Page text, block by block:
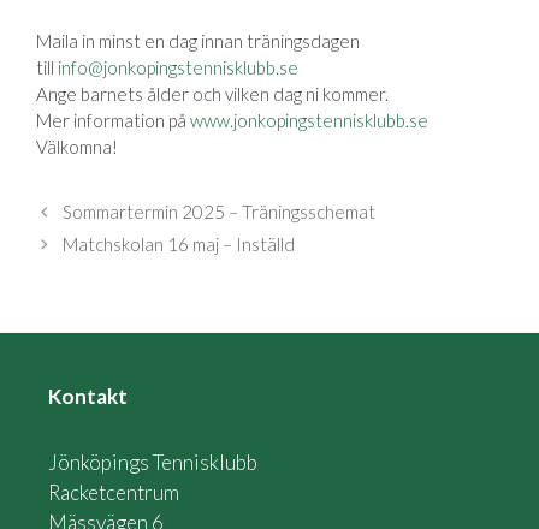
Maila in minst en dag innan träningsdagen
till info@jonkopingstennisklubb.se
Ange barnets ålder och vilken dag ni kommer.
Mer information på www.jonkopingstennisklubb.se
Välkomna!
Sommartermin 2025 – Träningsschemat
Matchskolan 16 maj – Inställd
Kontakt
Jönköpings Tennisklubb
Racketcentrum
Mässvägen 6